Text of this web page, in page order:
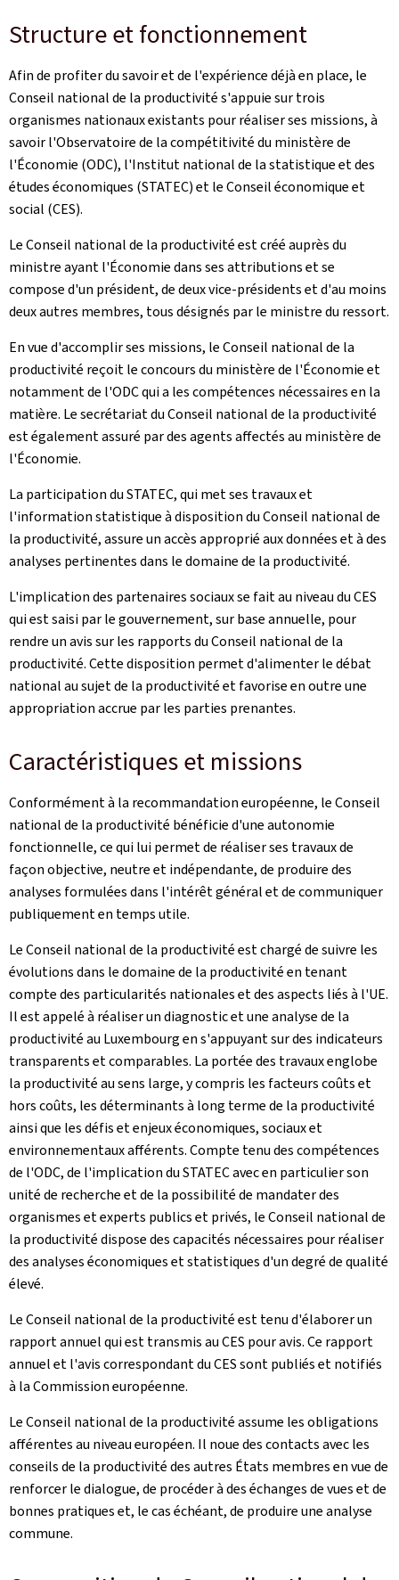
Structure et fonctionnement
Afin de profiter du savoir et de l'expérience déjà en place, le
Conseil national de la productivité s'appuie sur trois
organismes nationaux existants pour réaliser ses missions, à
savoir l'Observatoire de la compétitivité du ministère de
l'Économie (ODC), l'Institut national de la statistique et des
études économiques (STATEC) et le Conseil économique et
social (CES).
Le Conseil national de la productivité est créé auprès du
ministre ayant l'Économie dans ses attributions et se
compose d'un président, de deux vice-présidents et d'au moins
deux autres membres, tous désignés par le ministre du ressort.
En vue d'accomplir ses missions, le Conseil national de la
productivité reçoit le concours du ministère de l'Économie et
notamment de l'ODC qui a les compétences nécessaires en la
matière. Le secrétariat du Conseil national de la productivité
est également assuré par des agents affectés au ministère de
l'Économie.
La participation du STATEC, qui met ses travaux et
l'information statistique à disposition du Conseil national de
la productivité, assure un accès approprié aux données et à des
analyses pertinentes dans le domaine de la productivité.
L'implication des partenaires sociaux se fait au niveau du CES
qui est saisi par le gouvernement, sur base annuelle, pour
rendre un avis sur les rapports du Conseil national de la
productivité. Cette disposition permet d'alimenter le débat
national au sujet de la productivité et favorise en outre une
appropriation accrue par les parties prenantes.
Caractéristiques et missions
Conformément à la recommandation européenne, le Conseil
national de la productivité bénéficie d'une autonomie
fonctionnelle, ce qui lui permet de réaliser ses travaux de
façon objective, neutre et indépendante, de produire des
analyses formulées dans l'intérêt général et de communiquer
publiquement en temps utile.
Le Conseil national de la productivité est chargé de suivre les
évolutions dans le domaine de la productivité en tenant
compte des particularités nationales et des aspects liés à l'UE.
Il est appelé à réaliser un diagnostic et une analyse de la
productivitéau Luxembourg en s'appuyant sur des indicateurs
transparents et comparables. La portée des travaux englobe
la productivité au sens large, y compris les facteurs coûts et
hors coûts, les déterminants à long terme de la productivité
ainsi que les défis et enjeux économiques, sociaux et
environnementaux afférents. Compte tenu des compétences
de l'ODC, de l'implication du STATEC avec en particulier son
unité de recherche et de la possibilité de mandater des
organismes et experts publics et privés, le Conseil national de
la productivité dispose des capacités nécessaires pour réaliser
des analyses économiques et statistiques d'un degré de qualité
élevé.
Le Conseil national de la productivité est tenu d'élaborer un
rapport annuel qui est transmis au CES pour avis. Ce rapport
annuel et l'avis correspondant du CES sont publiés et notifiés
à la Commission européenne.
Le Conseil national de la productivité assume les obligations
afférentes au niveau européen. Il noue des contacts avec les
conseils de la productivité des autres États membres en vue de
renforcer le dialogue, de procéder à des échanges de vues et de
bonnes pratiques et, le cas échéant, de produire une analyse
commune.